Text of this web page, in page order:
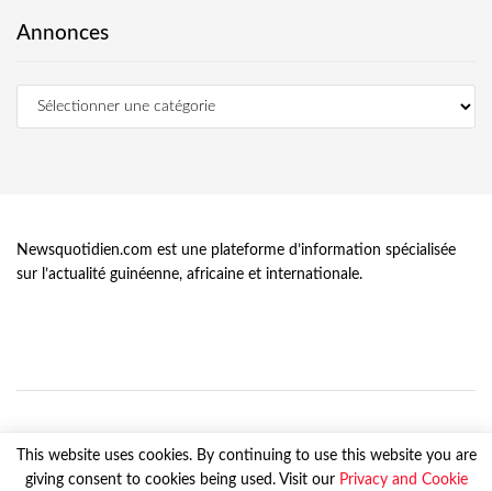
Annonces
Newsquotidien.com est une plateforme d’information spécialisée
sur l’actualité guinéenne, africaine et internationale.
© Newsquotidien.com, tous droits réservés
This website uses cookies. By continuing to use this website you are
giving consent to cookies being used. Visit our Privacy and Cookie